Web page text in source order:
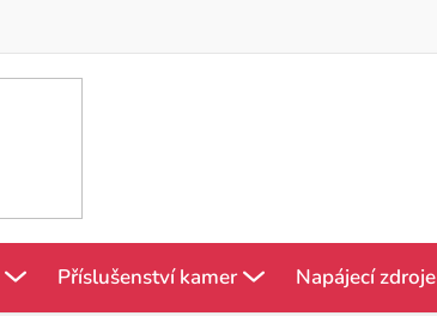
Příslušenství kamer Napájecí zdroje